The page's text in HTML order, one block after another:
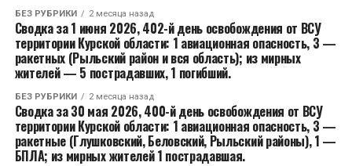
БЕЗ РУБРИКИ 2 месяца назад
Сводка за 1 июня 2026, 402-й день освобождения от ВСУ
территории Курской области: 1 авиационная опасность, 3 —
ракетных (Рыльский район и вся область); из мирных
жителей — 5 пострадавших, 1 погибший.
БЕЗ РУБРИКИ 2 месяца назад
Сводка за 30 мая 2026, 400-й день освобождения от ВСУ
территории Курской области: 1 авиационная опасность, 3 —
ракетные (Глушковский, Беловский, Рыльский районы), 1 —
БПЛА; из мирных жителей 1 пострадавшая.